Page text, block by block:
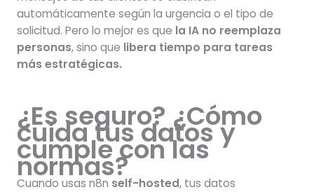
automáticamente según la urgencia o el tipo de
solicitud. Pero lo mejor es que la IA no reemplaza
personas, sino que libera tiempo para tareas
más estratégicas.
¿Es seguro? ¿Cómo
cuida tus datos y
cumple con las
normas?
Cuando usas n8n self-hosted, tus datos